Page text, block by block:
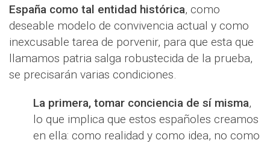
España como tal entidad histórica, como
deseable modelo de convivencia actual y como
inexcusable tarea de porvenir, para que esta que
llamamos patria salga robustecida de la prueba,
se precisarán varias condiciones.
La primera, tomar conciencia de sí misma,
lo que implica que estos españoles creamos
en ella: como realidad y como idea, no como